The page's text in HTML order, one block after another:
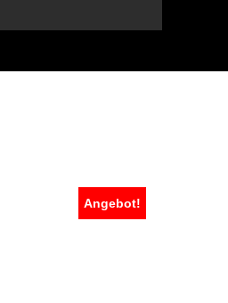
Angebot!